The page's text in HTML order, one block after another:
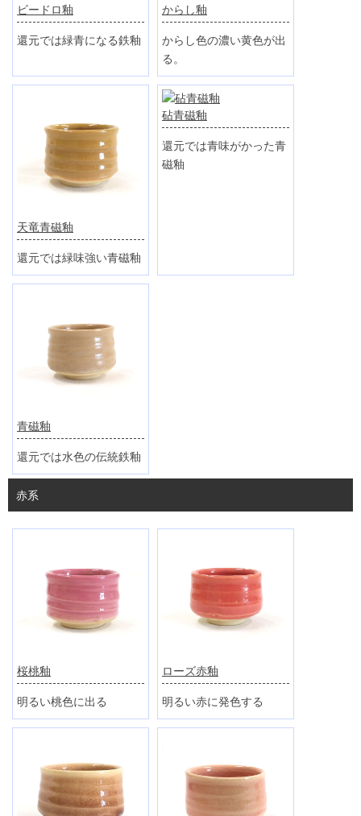
ビードロ釉
還元では緑青になる鉄釉
からし釉
からし色の濃い黄色が出
る。
天竜青磁釉
還元では緑味強い青磁釉
砧青磁釉
還元では青味がかった青
磁釉
青磁釉
還元では水色の伝統鉄釉
赤系
桜桃釉
明るい桃色に出る
ローズ赤釉
明るい赤に発色する